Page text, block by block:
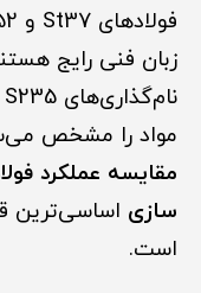
مواد را مشخص
سازی اساسی‌ترین
است.